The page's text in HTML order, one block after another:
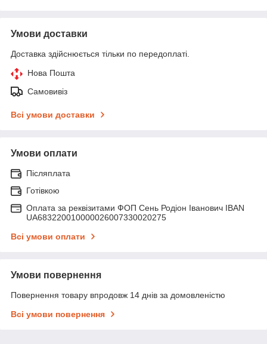
Умови доставки
Доставка здійснюється тільки по передоплаті.
Нова Пошта
Самовивіз
Всі умови доставки
Умови оплати
Післяплата
Готівкою
Оплата за реквізитами ФОП Сень Родіон Іванович IBAN
UA683220010000026007330020275
Всі умови оплати
Умови повернення
Повернення товару впродовж 14 днів за домовленістю
Всі умови повернення